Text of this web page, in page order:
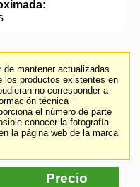
mantener actualizadas
los productos existentes en
no corresponder a
técnica
el número de parte
conocer la fotografía
la página web de la marca
Precio